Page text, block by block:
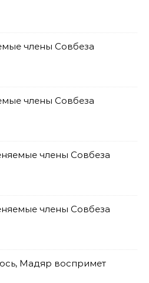
члены Совбеза
члены Совбеза
члены Совбеза
члены Совбеза
Мадяр воспримет